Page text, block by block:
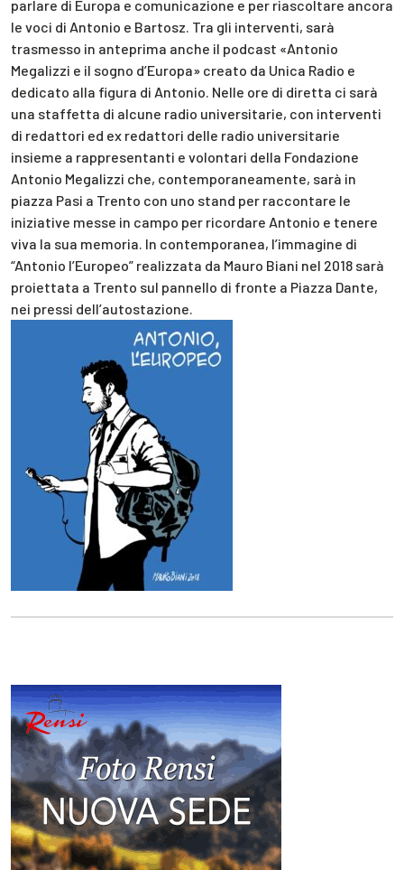
parlare di Europa e comunicazione e per riascoltare ancora
le voci di Antonio e Bartosz. Tra gli interventi, sarà
trasmesso in anteprima anche il podcast «Antonio
Megalizzi e il sogno d’Europa» creato da Unica Radio e
dedicato alla figura di Antonio. Nelle ore di diretta ci sarà
una staffetta di alcune radio universitarie, con interventi
di redattori ed ex redattori delle radio universitarie
insieme a rappresentanti e volontari della Fondazione
Antonio Megalizzi che, contemporaneamente, sarà in
piazza Pasi a Trento con uno stand per raccontare le
iniziative messe in campo per ricordare Antonio e tenere
viva la sua memoria. In contemporanea, l’immagine di
“Antonio l’Europeo” realizzata da Mauro Biani nel 2018 sarà
proiettata a Trento sul pannello di fronte a Piazza Dante,
nei pressi dell’autostazione.